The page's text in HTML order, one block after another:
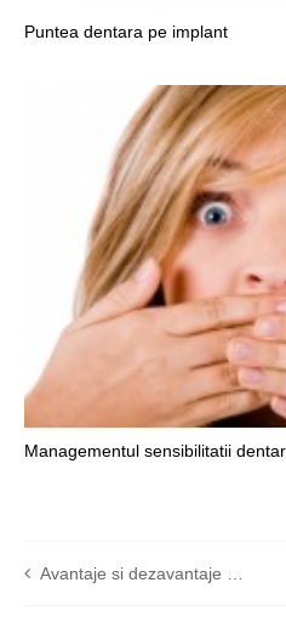
Puntea dentara pe implant
Managementul sensibilitatii
Avantaje si dezavantaje proteze dentare